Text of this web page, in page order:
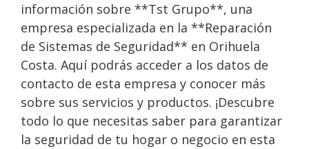
información sobre **Tst Grupo**, una
empresa especializada en la **Reparación
de Sistemas de Seguridad** en Orihuela
Costa. Aquí podrás acceder a los datos de
contacto de esta empresa y conocer más
sobre sus servicios y productos. ¡Descubre
todo lo que necesitas saber para garantizar
la seguridad de tu hogar o negocio en esta